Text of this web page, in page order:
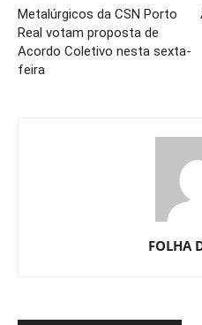
Metalúrgicos da CSN Porto
Real votam proposta de
Acordo Coletivo nesta sexta-
feira
FOLHA